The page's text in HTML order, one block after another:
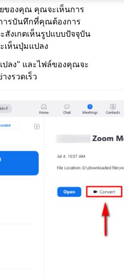
ของคุณ คุณจะเห็นการ
รบันทึกที่คุณต้องการ
สังเกตเห็นรูปแบบปัจจุบัน
เห็นปุ่มแปลง
ลง" และไฟล์ของคุณจะ
งรวดเร็ว